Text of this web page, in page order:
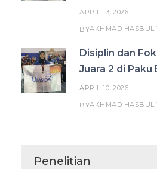
APRIL 13, 2026
BYAKHMAD HASBUL
Disiplin dan
Juara 2 di Paku
APRIL 10, 2026
BYAKHMAD HASBUL
Penelitian